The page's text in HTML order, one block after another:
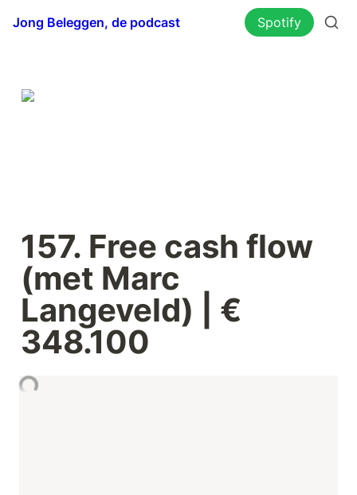
Jong Beleggen, de podcast Spotify
157. Free cash flow
(met Marc
Langeveld) | €
348.100